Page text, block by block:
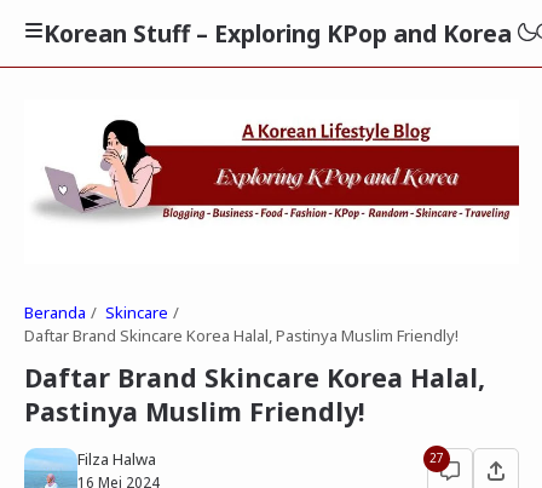
Korean Stuff – Exploring KPop and Korea
Beranda
Skincare
Daftar Brand Skincare Korea Halal, Pastinya Muslim Friendly!
Daftar Brand Skincare Korea Halal,
Pastinya Muslim Friendly!
Filza Halwa
16 Mei 2024
27